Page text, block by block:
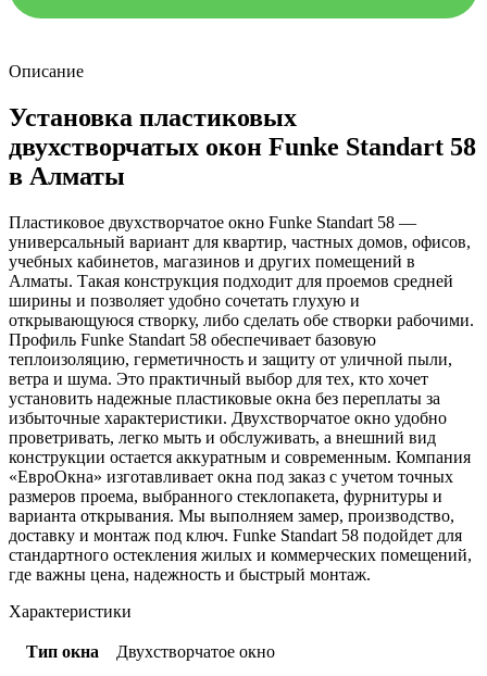
Описание
Установка пластиковых
двухстворчатых окон Funke Standart 58
в Алматы
Пластиковое двухстворчатое окно Funke Standart 58 —
универсальный вариант для квартир, частных домов, офисов,
учебных кабинетов, магазинов и других помещений в
Алматы. Такая конструкция подходит для проемов средней
ширины и позволяет удобно сочетать глухую и
открывающуюся створку, либо сделать обе створки рабочими.
Профиль Funke Standart 58 обеспечивает базовую
теплоизоляцию, герметичность и защиту от уличной пыли,
ветра и шума. Это практичный выбор для тех, кто хочет
установить надежные пластиковые окна без переплаты за
избыточные характеристики. Двухстворчатое окно удобно
проветривать, легко мыть и обслуживать, а внешний вид
конструкции остается аккуратным и современным. Компания
«ЕвроОкна» изготавливает окна под заказ с учетом точных
размеров проема, выбранного стеклопакета, фурнитуры и
варианта открывания. Мы выполняем замер, производство,
доставку и монтаж под ключ. Funke Standart 58 подойдет для
стандартного остекления жилых и коммерческих помещений,
где важны цена, надежность и быстрый монтаж.
Характеристики
Тип окна Двухстворчатое окно